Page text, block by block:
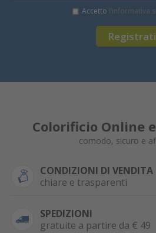
Registrati
Accetto l’informativa
Colorificio Online
comodo, sicuro e
CONDIZIONI DI VENDITA
chiare e trasparenti
SPEDIZIONI
gratuite a partire da € 49